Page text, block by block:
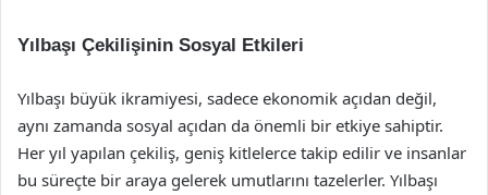
Yılbaşı Çekilişinin Sosyal Etkileri
Yılbaşı büyük ikramiyesi, sadece ekonomik açıdan değil,
aynı zamanda sosyal açıdan da önemli bir etkiye sahiptir.
Her yıl yapılan çekiliş, geniş kitlelerce takip edilir ve insanlar
bu süreçte bir araya gelerek umutlarını tazelerler. Yılbaşı